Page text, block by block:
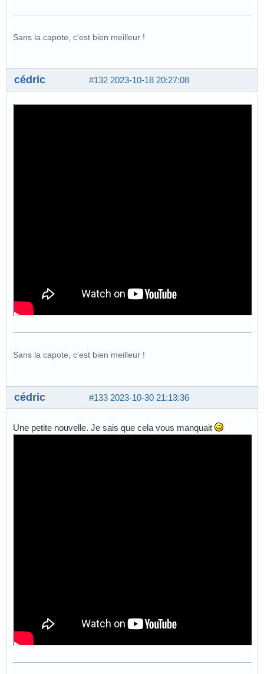
Sans la capote, c'est bien meilleur !
#132 2023-10-18 20:27:08
cédric
Sans la capote, c'est bien meilleur !
#133 2023-10-30 21:13:36
cédric
Une petite nouvelle. Je sais que cela vous manquait